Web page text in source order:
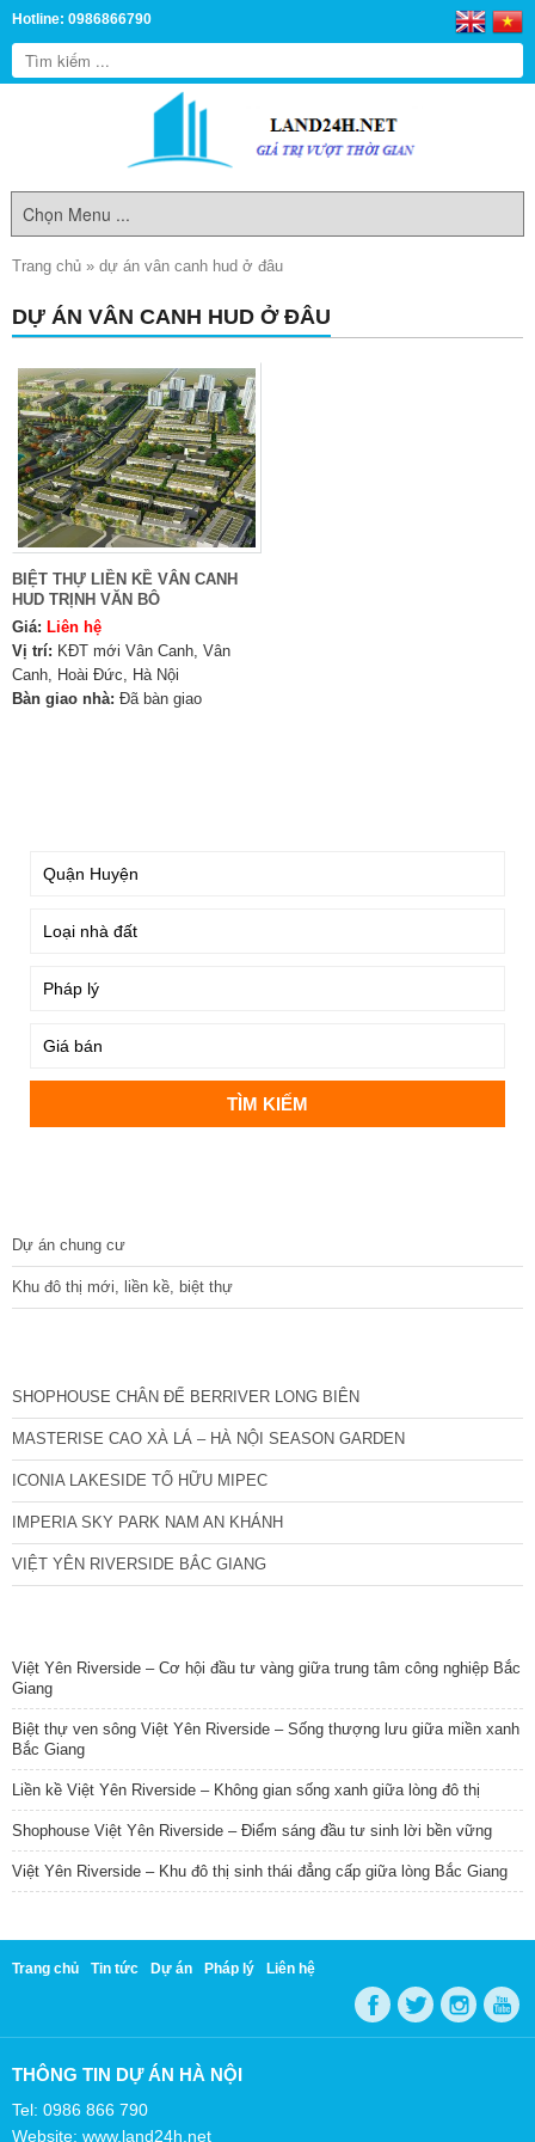
Hotline: 0986866790
Trang chủ » dự án vân canh hud ở đâu
DỰ ÁN VÂN CANH HUD Ở ĐÂU
BIỆT THỰ LIỀN KỀ VÂN CANH
HUD TRỊNH VĂN BÔ
Giá: Liên hệ
Vị trí: KĐT mới Vân Canh, Vân
Canh, Hoài Đức, Hà Nội
Bàn giao nhà: Đã bàn giao
Dự án chung cư
Khu đô thị mới, liền kề, biệt thự
SHOPHOUSE CHÂN ĐẾ BERRIVER LONG BIÊN
MASTERISE CAO XÀ LÁ – HÀ NỘI SEASON GARDEN
ICONIA LAKESIDE TỐ HỮU MIPEC
IMPERIA SKY PARK NAM AN KHÁNH
VIỆT YÊN RIVERSIDE BẮC GIANG
Việt Yên Riverside – Cơ hội đầu tư vàng giữa trung tâm công nghiệp Bắc
Giang
Biệt thự ven sông Việt Yên Riverside – Sống thượng lưu giữa miền xanh
Bắc Giang
Liền kề Việt Yên Riverside – Không gian sống xanh giữa lòng đô thị
Shophouse Việt Yên Riverside – Điểm sáng đầu tư sinh lời bền vững
Việt Yên Riverside – Khu đô thị sinh thái đẳng cấp giữa lòng Bắc Giang
Trang chủ Tin tức Dự án Pháp lý Liên hệ
THÔNG TIN DỰ ÁN HÀ NỘI
Tel: 0986 866 790
Website: www.land24h.net